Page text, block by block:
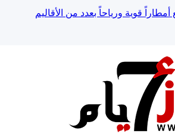
أمطاراً قوية ورياحاً بعدد من الأقاليم